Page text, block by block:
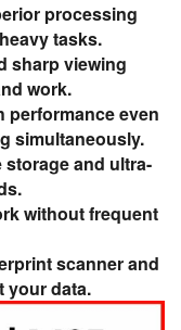
processing
tasks.
sharp viewing
work.
performance even
simultaneously.
storage and ultra-
without frequent
scanner and
your data.